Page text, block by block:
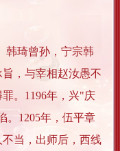
琦曾孙，宁宗韩
，与宰相赵汝愚不
。1196年，兴"庆
。1205年，伍平章
当，出师后，西线